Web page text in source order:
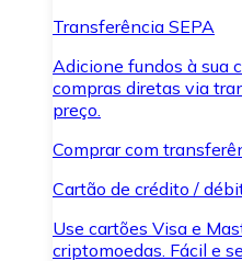
Transferência SEPA
Adicione fundos à sua
compras diretas via
preço.
Comprar com
Cartão de crédito /
Use cartões Visa e
criptomoedas. Fácil e